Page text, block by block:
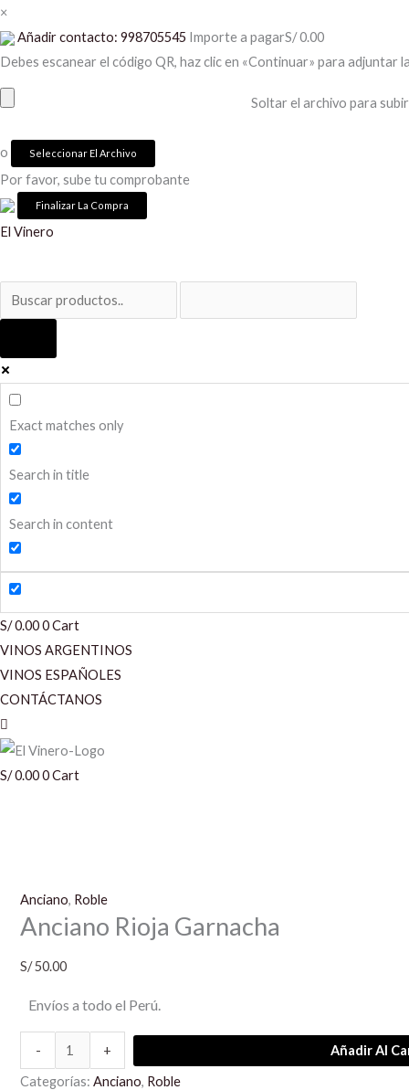
×
Añadir contacto: 998705545 Importe a pagarS/0.00
Debes escanear el código QR, haz clic en «Continuar» para
Soltar el archivo para subir
o Seleccionar El Archivo
Por favor, sube tu comprobante
Ir
al
contenido
El Vinero
Exact matches only
Search in title
Search in content
S/0.000Cart
VINOS ARGENTINOS
VINOS ESPAÑOLES
CONTÁCTANOS
S/0.000Cart
Anciano, Roble
Anciano Rioja Garnacha
S/50.00
Envíos a todo el Perú.
-
Anciano
Garnacha
cantidad
+
Añadir Al
Categorías:Anciano, Roble